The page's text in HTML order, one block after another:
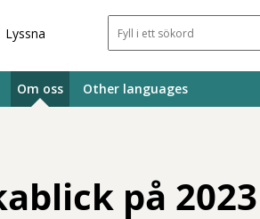
Lyssna Sökfält
Om oss Other languages
på 2023